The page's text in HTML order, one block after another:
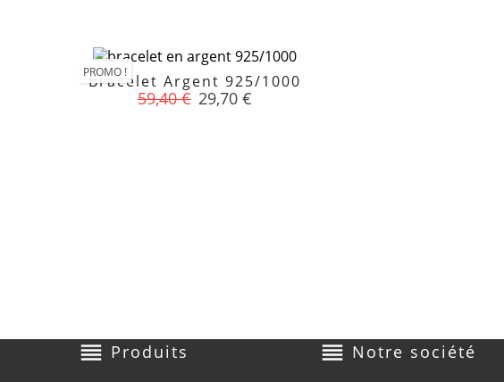
PROMO !
Bracelet Argent 925/1000
Prix
59,40 € Prix
29,70 €

reorder Produits reorder Notre société